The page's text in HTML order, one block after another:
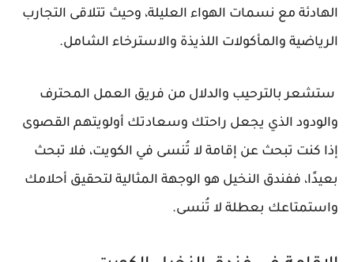
الهادئة مع نسمات الهواء العليلة، وحيث تتلاقى التجارب
الرياضية والمأكولات اللذيذة والاسترخاء الشامل.
ستشعر بالترحيب والدلال من فريق العمل المحترف
والودود الذي يجعل راحتك وسعادتك أولويتهم القصوى
إذا كنت تبحث عن إقامة لا تُنسى في الكويت، فلا تبحث
بعيدًا، ففندق النخيل هو الوجهة المثالية لتحقيق أحلامك
واستمتاعك بعطلة لا تُنسى.